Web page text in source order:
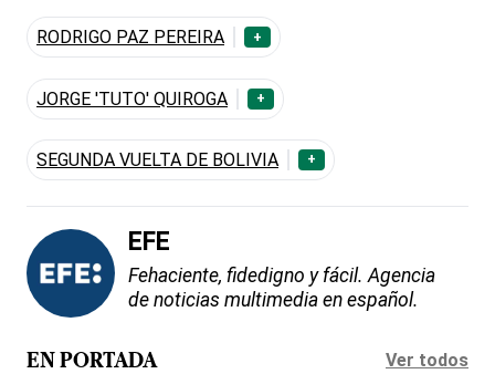
RODRIGO PAZ PEREIRA +
JORGE 'TUTO' QUIROGA +
SEGUNDA VUELTA DE BOLIVIA +
EFE
Fehaciente, fidedigno y fácil. Agencia
de noticias multimedia en español.
EN PORTADA Ver todos